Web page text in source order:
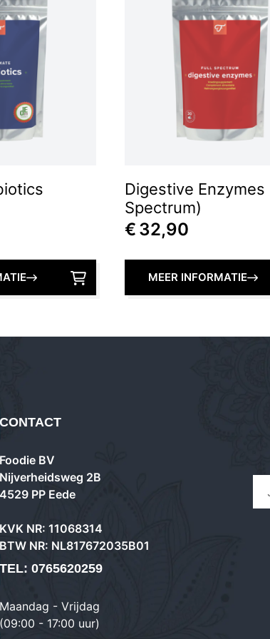
Digestive Enzymes
Spectrum)
€ 32,90
MEER INFORMATIE
CONTACT
Foodie BV
Nijverheidsweg 2B
4529 PP Eede
KVK NR: 11068314
BTW NR: NL817672035B01
TEL: 0765620259
Maandag - Vrijdag
(09:00 - 17:00 uur)